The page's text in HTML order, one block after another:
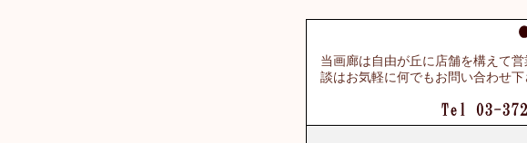
当画廊は自由が丘に店舗を構えて
談はお気軽に何でもお問い合わせ下